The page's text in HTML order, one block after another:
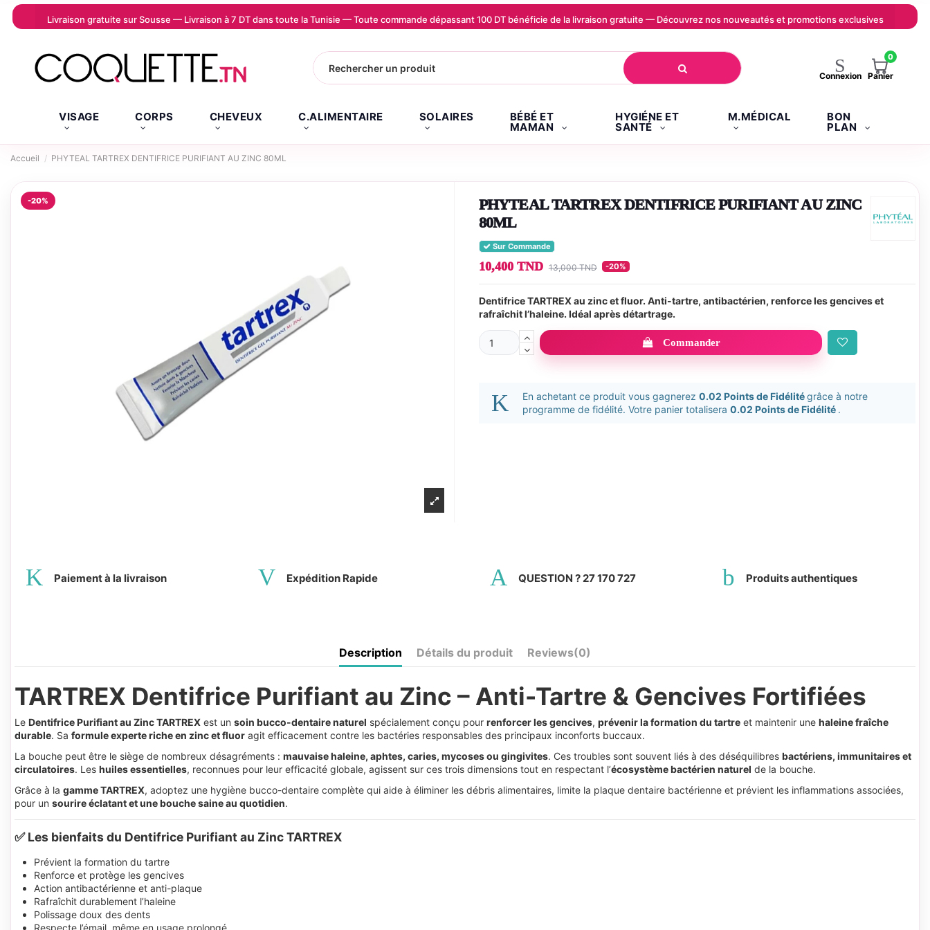
Livraison gratuite sur Sousse — Livraison à 7 DT dans toute la Tunisie — Toute commande dépassant 100 DT bénéficie de la livraison gratuite — Découvrez nos nouveautés et promotions exclusives
Connexion
0
Panier
VISAGE CORPS CHEVEUX C.ALIMENTAIRE SOLAIRES BÉBÉ ET
MAMAN
HYGIÉNE ET
SANTÉ
M.MÉDICAL BON
PLAN
Accueil PHYTEAL TARTREX DENTIFRICE PURIFIANT AU ZINC 80ML
-20%
PHYTEAL TARTREX DENTIFRICE PURIFIANT AU ZINC
80ML
Sur Commande
10,400 TND 13,000 TND -20%
Dentifrice TARTREX au zinc et fluor. Anti-tartre, antibactérien, renforce les gencives et
rafraîchit l’haleine. Idéal après détartrage.
Commander
En achetant ce produit vous gagnerez 0.02 Points de Fidélitégrâce à notre
programme de fidélité. Votre panier totalisera 0.02 Points de Fidélité .
Paiement à la livraison Expédition Rapide QUESTION ? 27 170 727 Produits authentiques
Description Détails du produit Reviews(0)
TARTREX Dentifrice Purifiant au Zinc – Anti-Tartre & Gencives Fortifiées
Le Dentifrice Purifiant au Zinc TARTREX est un soin bucco-dentaire naturel spécialement conçu pour renforcer les gencives, prévenir la formation du tartre et maintenir une haleine fraîche
durable. Sa formule experte riche en zinc et fluor agit efficacement contre les bactéries responsables des principaux inconforts buccaux.
La bouche peut être le siège de nombreux désagréments : mauvaise haleine, aphtes, caries, mycoses ou gingivites. Ces troubles sont souvent liés à des déséquilibres bactériens, immunitaires et
circulatoires. Les huiles essentielles, reconnues pour leur efficacité globale, agissent sur ces trois dimensions tout en respectant l’écosystème bactérien naturel de la bouche.
Grâce à la gamme TARTREX, adoptez une hygiène bucco-dentaire complète qui aide à éliminer les débris alimentaires, limite la plaque dentaire bactérienne et prévient les inflammations associées,
pour un sourire éclatant et une bouche saine au quotidien.
✅ Les bienfaits du Dentifrice Purifiant au Zinc TARTREX
Prévient la formation du tartre
Renforce et protège les gencives
Action antibactérienne et anti-plaque
Rafraîchit durablement l’haleine
Polissage doux des dents
Respecte l’émail, même en usage prolongé